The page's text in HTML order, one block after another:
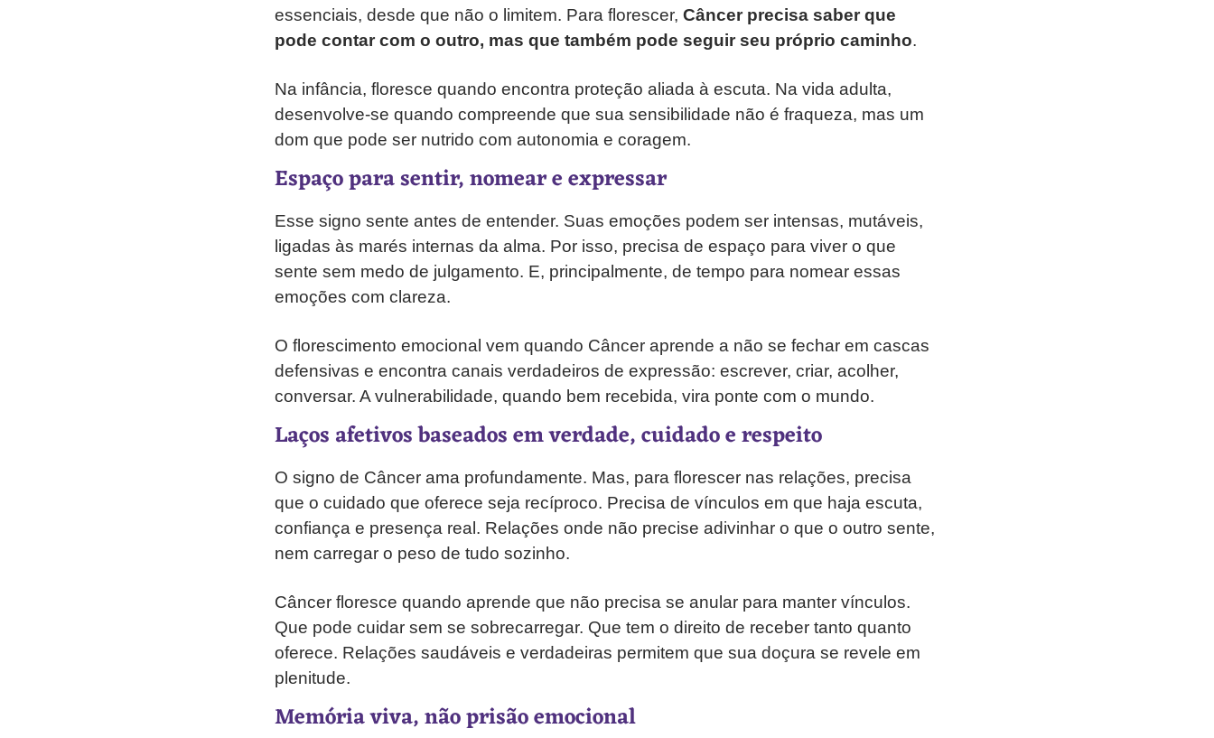
essenciais, desde que não o limitem. Para florescer, Câncer precisa saber que
pode contar com o outro, mas que também pode seguir seu próprio caminho.
Na infância, floresce quando encontra proteção aliada à escuta. Na vida adulta,
desenvolve-se quando compreende que sua sensibilidade não é fraqueza, mas um
dom que pode ser nutrido com autonomia e coragem.
Espaço para sentir, nomear e expressar
Esse signo sente antes de entender. Suas emoções podem ser intensas, mutáveis,
ligadas às marés internas da alma. Por isso, precisa de espaço para viver o que
sente sem medo de julgamento. E, principalmente, de tempo para nomear essas
emoções com clareza.
O florescimento emocional vem quando Câncer aprende a não se fechar em cascas
defensivas e encontra canais verdadeiros de expressão: escrever, criar, acolher,
conversar. A vulnerabilidade, quando bem recebida, vira ponte com o mundo.
Laços afetivos baseados em verdade, cuidado e respeito
O signo de Câncer ama profundamente. Mas, para florescer nas relações, precisa
que o cuidado que oferece seja recíproco. Precisa de vínculos em que haja escuta,
confiança e presença real. Relações onde não precise adivinhar o que o outro sente,
nem carregar o peso de tudo sozinho.
Câncer floresce quando aprende que não precisa se anular para manter vínculos.
Que pode cuidar sem se sobrecarregar. Que tem o direito de receber tanto quanto
oferece. Relações saudáveis e verdadeiras permitem que sua doçura se revele em
plenitude.
Memória viva, não prisão emocional